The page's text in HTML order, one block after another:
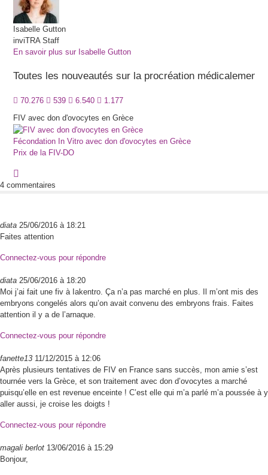
Isabelle Gutton
inviTRA Staff
En savoir plus sur Isabelle Gutton
Toutes les nouveautés sur la procréation médicalement
70.276 539 6.540
1.177
FIV avec don d'ovocytes en Grèce
Fécondation In Vitro avec don d'ovocytes en Grèce
Prix de la FIV-DO
4 commentaires
diata 25/06/2016 à 18:21
Faites attention
Connectez-vous pour répondre
diata 25/06/2016 à 18:20
Moi j’ai fait une fiv à Iakentro. Ça n’a pas marché en plus. Il m’ont mis des
embryons congelés alors qu’on avait convenu des embryons frais. Faites
attention il y a de l’arnaque.
Connectez-vous pour répondre
fanette13 11/12/2015 à 12:06
Après plusieurs tentatives de FIV en France sans succès, mon amie s’est
tournée vers la Grèce, et son traitement avec don d’ovocytes a marché
puisqu’elle en est revenue enceinte ! C’est elle qui m’a parlé m’a poussée à y
aller aussi, je croise les doigts !
Connectez-vous pour répondre
magali berlot 13/06/2016 à 15:29
Bonjour,